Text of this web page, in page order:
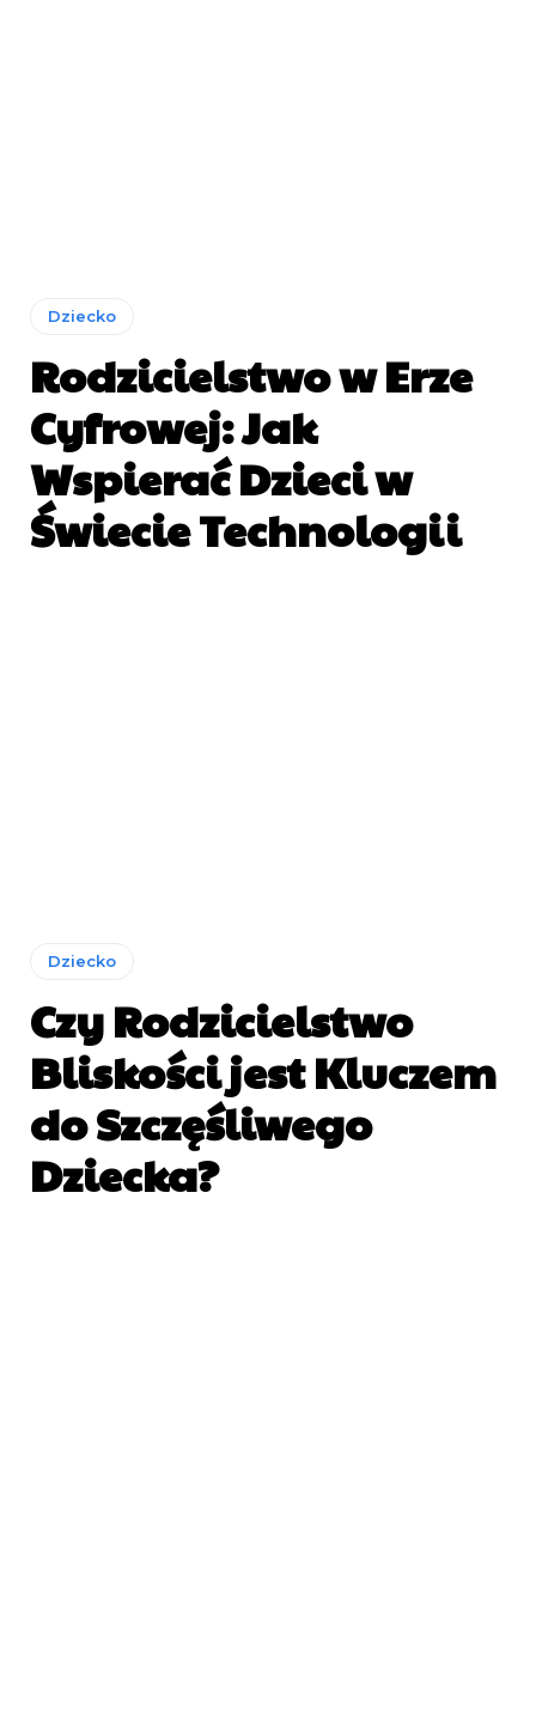
Dziecko
Rodzicielstwo w Erze
Cyfrowej: Jak
Wspierać Dzieci w
Świecie Technologii
Dziecko
Czy Rodzicielstwo
Bliskości jest Kluczem
do Szczęśliwego
Dziecka?